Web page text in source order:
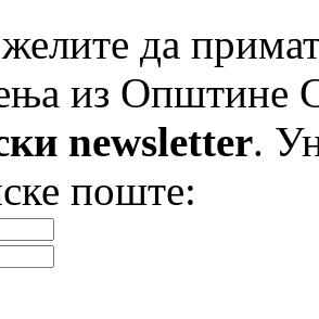
да
из Општине
newsletter.
поште: